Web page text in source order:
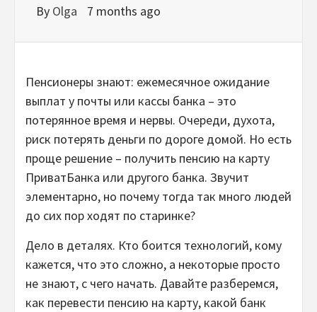
By Olga 7 months ago
Пенсионеры знают: ежемесячное ожидание
выплат у почты или кассы банка – это
потерянное время и нервы. Очереди, духота,
риск потерять деньги по дороге домой. Но есть
проще решение – получить пенсию на карту
ПриватБанка или другого банка. Звучит
элементарно, но почему тогда так много людей
до сих пор ходят по старинке?
Дело в деталях. Кто боится технологий, кому
кажется, что это сложно, а некоторые просто
не знают, с чего начать. Давайте разберемся,
как перевести пенсию на карту, какой банк